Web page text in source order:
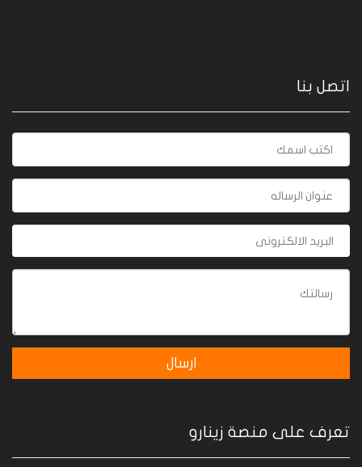
اتصل بنا
تعرف على منصة زينارو